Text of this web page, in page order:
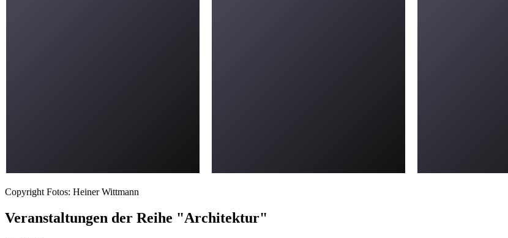
Copyright Fotos: Heiner Wittmann
Veranstaltungen der Reihe "Architektur"